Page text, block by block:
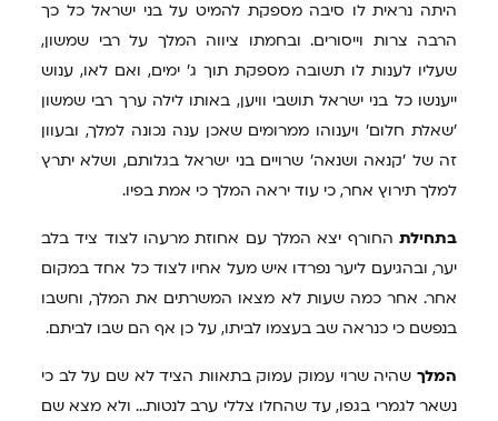
היתה נראית לו סיבה מספקת להמיט על בני ישראל כל כך
הרבה צרות וייסורים. ובחמתו ציווה המלך על רבי שמשון,
שעליו לענות לו תשובה מספקת תוך ג' ימים, ואם לאו, ענוש
ייענשו כל בני ישראל תושבי וויען, באותו לילה ערך רבי שמשון
'שאלת חלום' ויענוהו ממרומים שאכן ענה נכונה למלך, ובעוון
זה של 'קנאה ושנאה' שרויים בני ישראל בגלותם, ושלא יתרץ
למלך תירוץ אחר, כי עוד יראה המלך כי אמת בפיו.
בתחילת החורף יצא המלך עם אחוזת מרעהו לצוד ציד בלב
יער, ובהגיעם ליער נפרדו איש מעל אחיו לצוד כל אחד במקום
אחר. אחר כמה שעות לא מצאו המשרתים את המלך, וחשבו
בנפשם כי כנראה שב בעצמו לביתו, על כן אף הם שבו לביתם.
המלך שהיה שרוי עמוק עמוק בתאוות הציד לא שם על לב כי
נשאר לגמרי בגפו, עד שהחלו צללי ערב לנטות... ולא מצא שם